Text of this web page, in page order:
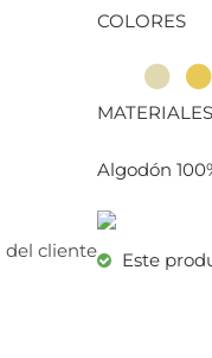
del cliente
COLORES
MATERIALES
Algodón
Este